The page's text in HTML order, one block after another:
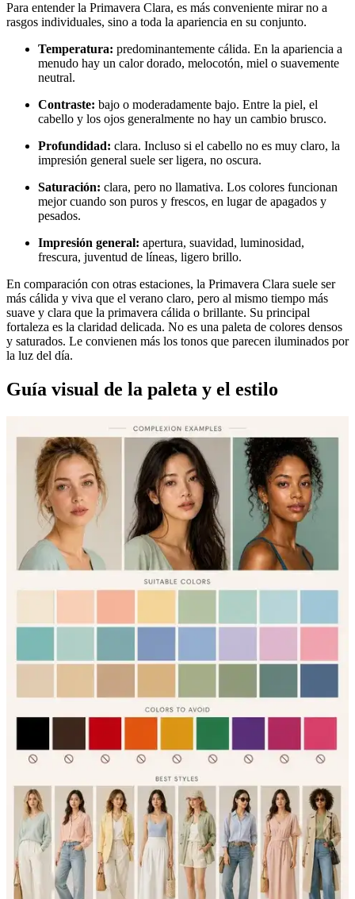
Para entender la Primavera Clara, es más conveniente mirar no a
rasgos individuales, sino a toda la apariencia en su conjunto.
Temperatura: predominantemente cálida. En la apariencia a
menudo hay un calor dorado, melocotón, miel o suavemente
neutral.
Contraste: bajo o moderadamente bajo. Entre la piel, el
cabello y los ojos generalmente no hay un cambio brusco.
Profundidad: clara. Incluso si el cabello no es muy claro, la
impresión general suele ser ligera, no oscura.
Saturación: clara, pero no llamativa. Los colores funcionan
mejor cuando son puros y frescos, en lugar de apagados y
pesados.
Impresión general: apertura, suavidad, luminosidad,
frescura, juventud de líneas, ligero brillo.
En comparación con otras estaciones, la Primavera Clara suele ser
más cálida y viva que el verano claro, pero al mismo tiempo más
suave y clara que la primavera cálida o brillante. Su principal
fortaleza es la claridad delicada. No es una paleta de colores densos
y saturados. Le convienen más los tonos que parecen iluminados por
la luz del día.
Guía visual de la paleta y el estilo